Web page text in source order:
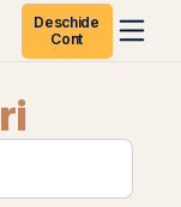
Deschide
Cont